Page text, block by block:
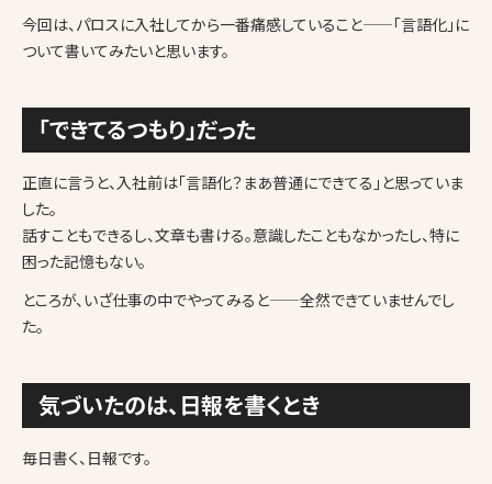
今回は、パロスに入社してから一番痛感していること——「言語化」に
ついて書いてみたいと思います。
「できてるつもり」だった
正直に言うと、入社前は「言語化？まあ普通にできてる」と思っていま
した。
話すこともできるし、文章も書ける。意識したこともなかったし、特に
困った記憶もない。
ところが、いざ仕事の中でやってみると——全然できていませんでし
た。
気づいたのは、日報を書くとき
毎日書く、日報です。